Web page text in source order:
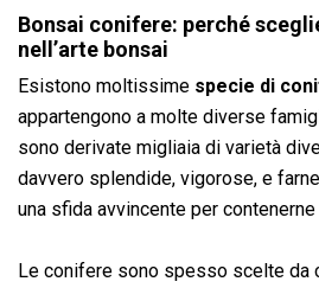
Bonsai conifere: perché
nell’arte bonsai
Esistono moltissime specie di
appartengono a molte diverse
sono derivate migliaia di varietà
davvero splendide, vigorose, e
una sfida avvincente per
Le conifere sono spesso scelte da